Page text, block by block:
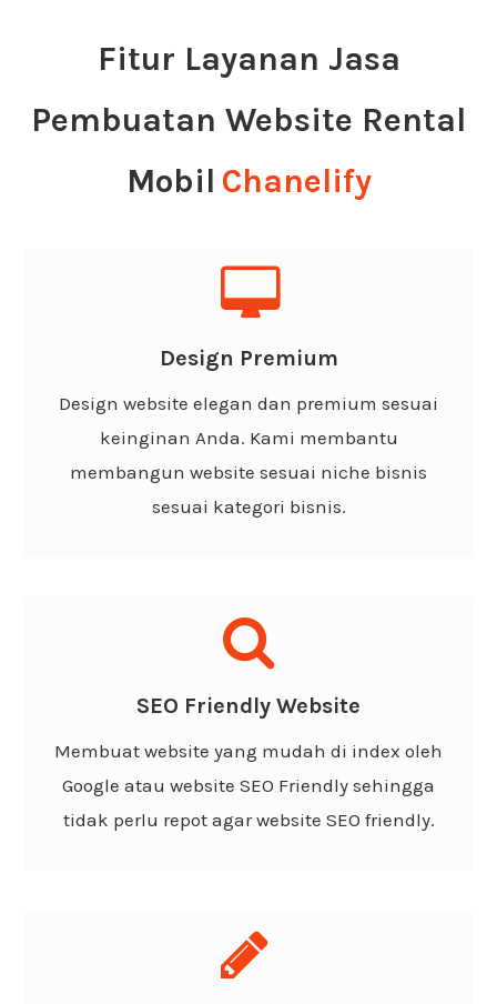
Fitur Layanan Jasa
Pembuatan Website Rental
Mobil Chanelify
Design Premium
Design website elegan dan premium sesuai
keinginan Anda. Kami membantu
membangun website sesuai niche bisnis
sesuai kategori bisnis.
Design Elegan
sediakan atau dapat memberikan referensi
desing website yang Anda inginkan yang
tentunya akan terlihat elegan dan premium.
SEO Friendly Website
Membuat website yang mudah di index oleh
Google atau website SEO Friendly sehingga
tidak perlu repot agar website SEO friendly.
Support SEO
yang tentunya sangat user friendly oleh mesin
pencari Google sehingga website cepat terindex
Google.
Support Content Writing